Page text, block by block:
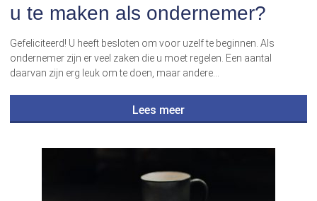
u te maken als ondernemer?
Gefeliciteerd! U heeft besloten om voor uzelf te beginnen. Als
ondernemer zijn er veel zaken die u moet regelen. Een aantal
daarvan zijn erg leuk om te doen, maar andere…
Lees meer